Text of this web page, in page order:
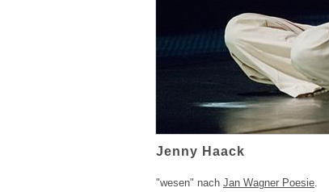
Jenny Haack
"wesen" nach Jan Wagner Poesie.